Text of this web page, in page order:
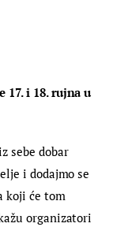
17. i 18. rujna u
sebe dobar
i dodajmo se
koji će tom
organizatori